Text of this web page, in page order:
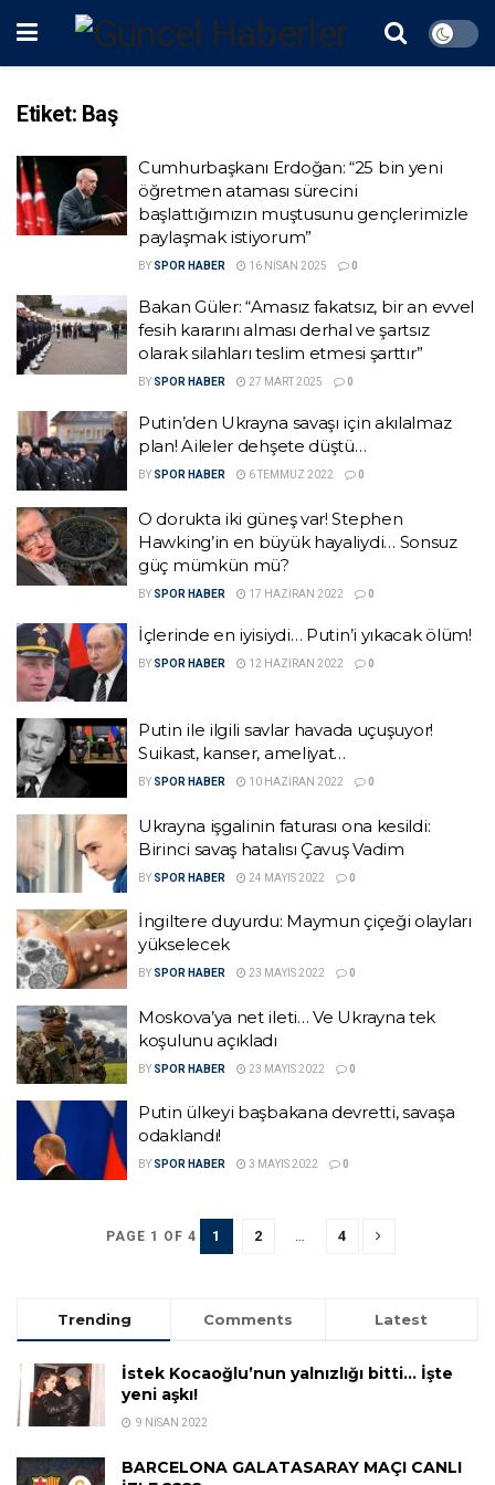
Etiket: Baş
Cumhurbaşkanı Erdoğan: “25 bin yeni
öğretmen ataması sürecini
başlattığımızın muştusunu gençlerimizle
paylaşmak istiyorum”
BY SPOR HABER 16 NISAN 2025 0
Bakan Güler: “Amasız fakatsız, bir an evvel
fesih kararını alması derhal ve şartsız
olarak silahları teslim etmesi şarttır”
BY SPOR HABER 27 MART 2025 0
Putin’den Ukrayna savaşı için akılalmaz
plan! Aileler dehşete düştü…
BY SPOR HABER 6 TEMMUZ 2022 0
O dorukta iki güneş var! Stephen
Hawking’in en büyük hayaliydi… Sonsuz
güç mümkün mü?
BY SPOR HABER 17 HAZIRAN 2022 0
İçlerinde en iyisiydi… Putin’i yıkacak ölüm!
BY SPOR HABER 12 HAZIRAN 2022 0
Putin ile ilgili savlar havada uçuşuyor!
Suikast, kanser, ameliyat…
BY SPOR HABER 10 HAZIRAN 2022 0
Ukrayna işgalinin faturası ona kesildi:
Birinci savaş hatalısı Çavuş Vadim
BY SPOR HABER 24 MAYIS 2022 0
İngiltere duyurdu: Maymun çiçeği olayları
yükselecek
BY SPOR HABER 23 MAYIS 2022 0
Moskova’ya net ileti… Ve Ukrayna tek
koşulunu açıkladı
BY SPOR HABER 23 MAYIS 2022 0
Putin ülkeyi başbakana devretti, savaşa
odaklandı!
BY SPOR HABER 3 MAYIS 2022 0
PAGE 1 OF 4 1 2 4
Trending Comments Latest
İstek Kocaoğlu’nun yalnızlığı bitti… İşte
yeni aşkı!
9 NISAN 2022
BARCELONA GALATASARAY MAÇI CANLI